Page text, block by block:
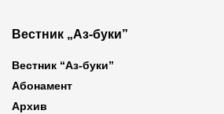
Вестник „Аз-буки”
Вестник “Аз-буки”
Абонамент
Архив